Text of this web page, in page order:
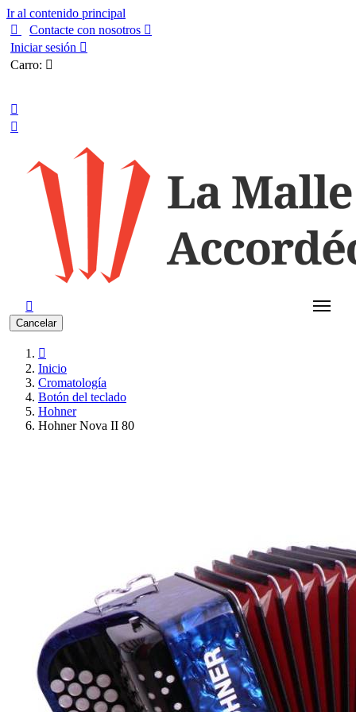
Ir al contenido principal

Contacte con nosotros 
Iniciar sesión 
Carro: 



Cancelar

Inicio
Cromatología
Botón del teclado
Hohner
Hohner Nova II 80